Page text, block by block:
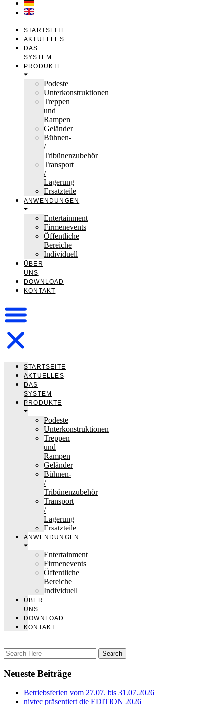
STARTSEITE
AKTUELLES
DAS
SYSTEM
PRODUKTE
Podeste
Unterkonstruktionen
Treppen
und
Rampen
Geländer
Bühnen-
/
Tribünenzubehör
Transport
/
Lagerung
Ersatzteile
ANWENDUNGEN
Entertainment
Firmenevents
Öffentliche
Bereiche
Individuell
ÜBER
UNS
DOWNLOAD
KONTAKT
STARTSEITE
AKTUELLES
DAS
SYSTEM
PRODUKTE
Podeste
Unterkonstruktionen
Treppen
und
Rampen
Geländer
Bühnen-
/
Tribünenzubehör
Transport
/
Lagerung
Ersatzteile
ANWENDUNGEN
Entertainment
Firmenevents
Öffentliche
Bereiche
Individuell
ÜBER
UNS
DOWNLOAD
KONTAKT
Neueste Beiträge
Betriebsferien vom 27.07. bis 31.07.2026
nivtec präsentiert die EDITION 2026